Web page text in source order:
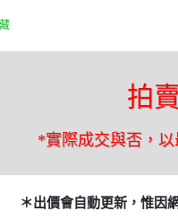
拍
*實際成交與否，
＊出價會自動更新，惟因